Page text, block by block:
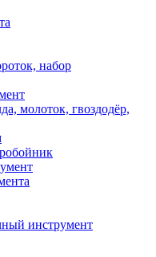
набор
молоток, гвоздодёр,
инструмент